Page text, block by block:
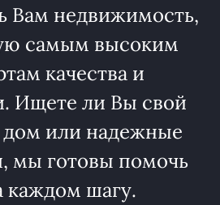
Вам недвижимость,
самым высоким
качества и
Ищете ли Вы свой
или надежные
мы готовы помочь
каждом шагу.